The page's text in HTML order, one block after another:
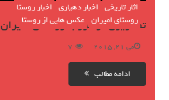
تصاویری از غروب روستای امیران
اثار تاریخی اخبار دهیاری اخبار روستا
روستای امیران عکس هایی از روستا
می 21, 2015 7
ادامه مطالب